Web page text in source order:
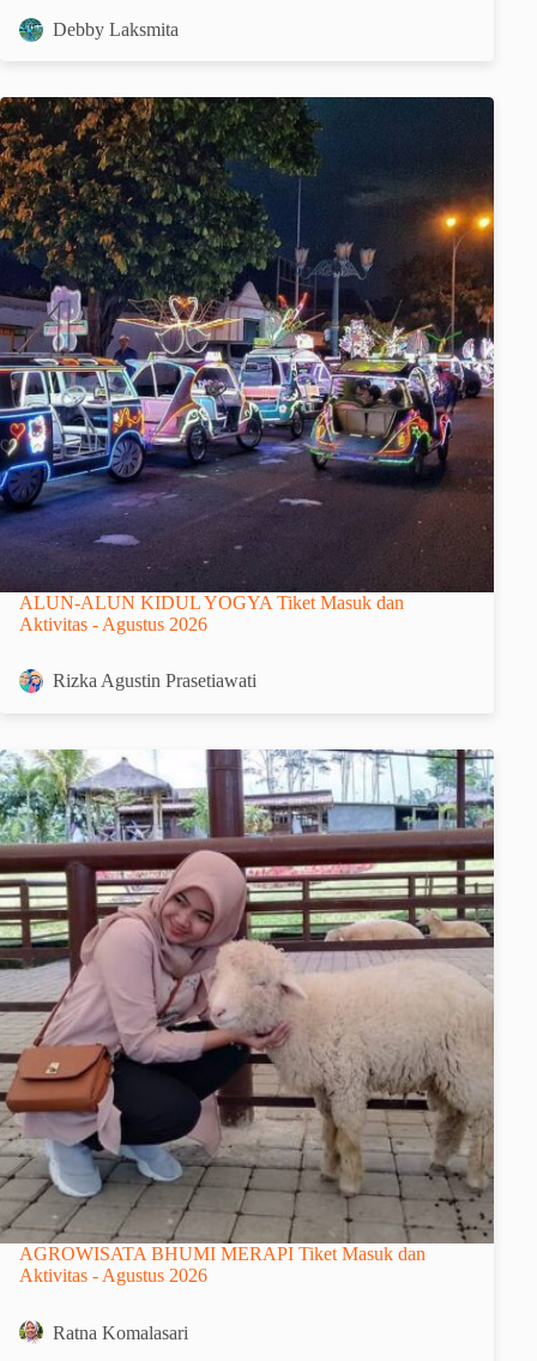
Debby Laksmita
ALUN-ALUN KIDUL YOGYA Tiket Masuk dan
Aktivitas - Agustus 2026
Rizka Agustin Prasetiawati
AGROWISATA BHUMI MERAPI Tiket Masuk dan
Aktivitas - Agustus 2026
Ratna Komalasari